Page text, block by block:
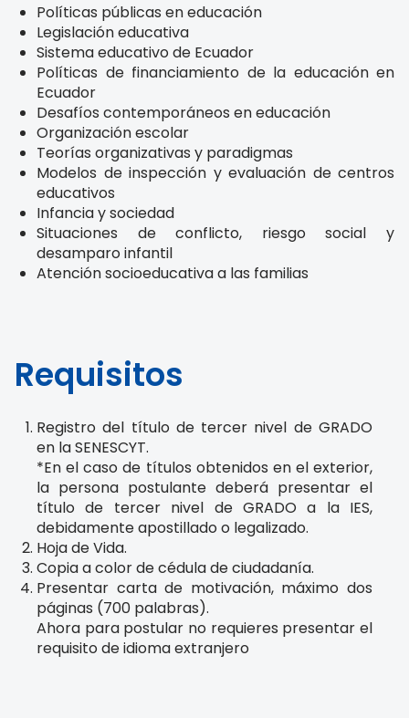
Políticas públicas en educación
Legislación educativa
Sistema educativo de Ecuador
Políticas de financiamiento de la educación en
Ecuador
Desafíos contemporáneos en educación
Organización escolar
Teorías organizativas y paradigmas
Modelos de inspección y evaluación de centros
educativos
Infancia y sociedad
Situaciones de conflicto, riesgo social y
desamparo infantil
Atención socioeducativa a las familias
Requisitos
Registro del título de tercer nivel de GRADO
en la SENESCYT.
*En el caso de títulos obtenidos en el exterior,
la persona postulante deberá presentar el
título de tercer nivel de GRADO a la IES,
debidamente apostillado o legalizado.
Hoja de Vida.
Copia a color de cédula de ciudadanía.
Presentar carta de motivación, máximo dos
páginas (700 palabras).
Ahora para postular no requieres presentar el
requisito de idioma extranjero